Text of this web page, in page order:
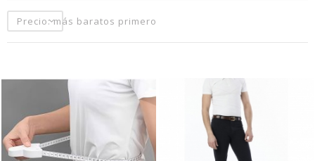
Precio: más baratos primero